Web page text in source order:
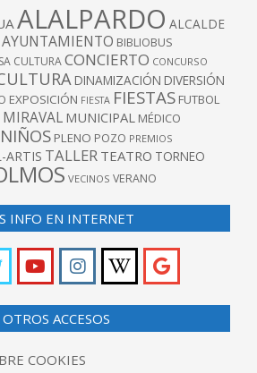
ALALPARDO ALCALDE
AYUNTAMIENTO BIBLIOBUS
CULTURACONCIERTO CONCURSO
DINAMIZACIÓN DIVERSIÓN
EXPOSICIÓN FIESTA FIESTAS FUTBOL
MIRAVAL MUNICIPAL MÉDICO
NIÑOS PLENO POZO PREMIOS
ARTIS TALLER TEATRO TORNEO
VECINOS VERANO
INFO EN INTERNET
OTROS ACCESOS
COOKIES